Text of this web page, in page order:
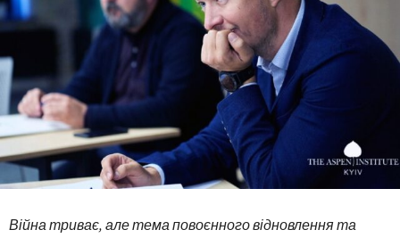
Війнатриває, але тема повоєнноговідновлення та